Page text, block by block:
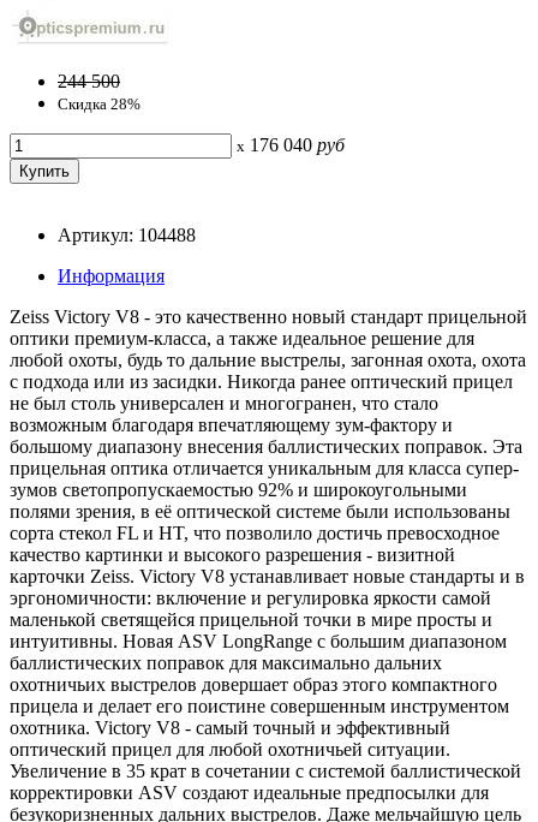
244 500
Скидка 28%
x 176 040 руб
Артикул: 104488
Информация
Zeiss Victory V8 - это качественно новый стандарт прицельной
оптики премиум-класса, а также идеальное решение для
любой охоты, будь то дальние выстрелы, загонная охота, охота
с подхода или из засидки. Никогда ранее оптический прицел
не был столь универсален и многогранен, что стало
возможным благодаря впечатляющему зум-фактору и
большому диапазону внесения баллистических поправок. Эта
прицельная оптика отличается уникальным для класса супер-
зумов светопропускаемостью 92% и широкоугольными
полями зрения, в её оптической системе были использованы
сорта стекол FL и HT, что позволило достичь превосходное
качество картинки и высокого разрешения - визитной
карточки Zeiss. Victory V8 устанавливает новые стандарты и в
эргономичности: включение и регулировка яркости самой
маленькой светящейся прицельной точки в мире просты и
интуитивны. Новая ASV LongRange с большим диапазоном
баллистических поправок для максимально дальних
охотничьих выстрелов довершает образ этого компактного
прицела и делает его поистине совершенным инструментом
охотника. Victory V8 - самый точный и эффективный
оптический прицел для любой охотничьей ситуации.
Увеличение в 35 крат в сочетании с системой баллистической
корректировки ASV создают идеальные предпосылки для
безукоризненных дальних выстрелов. Даже мельчайшую цель